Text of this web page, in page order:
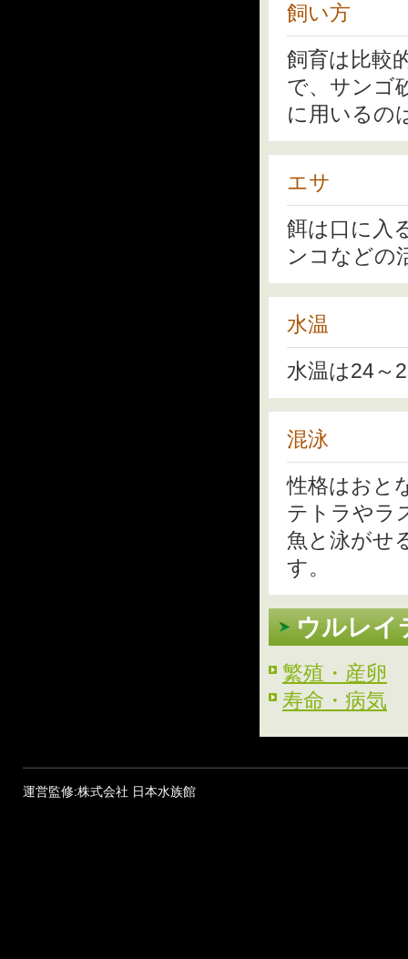
飼い方
飼育は比較
で、サンゴ
に用いるの
エサ
餌は口に入
ンコなどの
水温
水温は24～
混泳
性格はおと
テトラやラ
魚と泳がせ
す。
ウルレイ
繁殖・産卵
寿命・病気
運営監修:株式会社 日本水族館